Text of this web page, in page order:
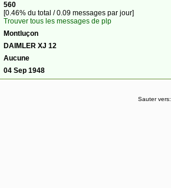
560
[0.46% du total / 0.09 messages par jour]
Trouver tous les messages de plp
Montluçon
DAIMLER XJ 12
Aucune
04 Sep 1948
Sauter vers: